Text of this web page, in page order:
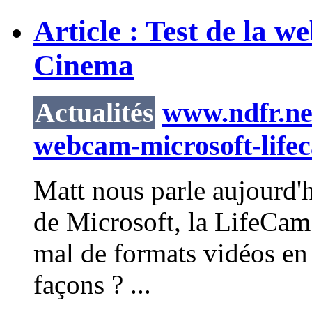
Article : Test de la
Cinema
Actualités
webcam-microsoft-
Matt nous parle
de Microsoft, la
mal de formats vidéos
façons ? ...